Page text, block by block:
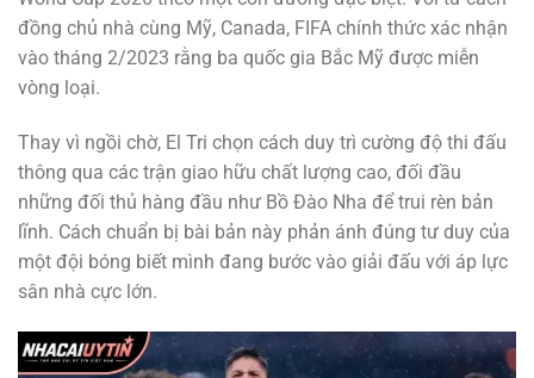
đồng chủ nhà cùng Mỹ, Canada, FIFA chính thức xác nhận
vào tháng 2/2023 rằng ba quốc gia Bắc Mỹ được miễn
vòng loại.
Thay vì ngồi chờ, El Tri chọn cách duy trì cường độ thi đấu
thông qua các trận giao hữu chất lượng cao, đối đầu
những đối thủ hàng đầu như Bồ Đào Nha để trui rèn bản
lĩnh. Cách chuẩn bị bài bản này phản ánh đúng tư duy của
một đội bóng biết mình đang bước vào giải đấu với áp lực
sân nhà cực lớn.